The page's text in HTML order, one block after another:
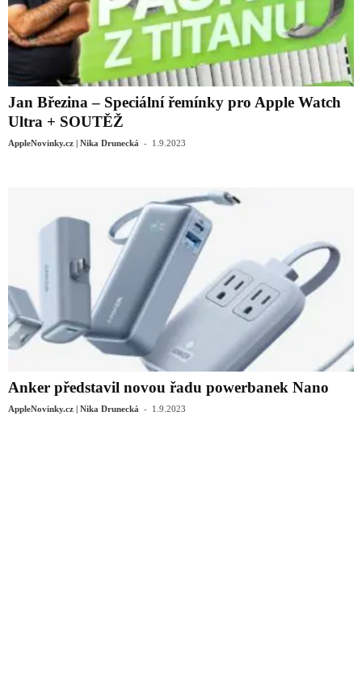
Jan Březina – Speciální řemínky pro Apple Watch
Ultra + SOUTĚŽ
AppleNovinky.cz | Nika Drunecká - 1.9.2023
Anker představil novou řadu powerbanek Nano
AppleNovinky.cz | Nika Drunecká - 1.9.2023